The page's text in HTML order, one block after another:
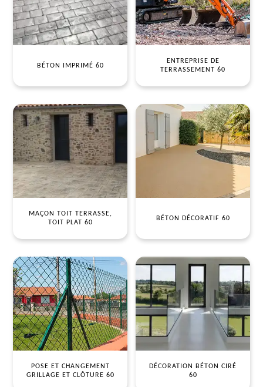
BÉTON IMPRIMÉ 60
ENTREPRISE DE
TERRASSEMENT 60
MAÇON TOIT TERRASSE,
TOIT PLAT 60
BÉTON DÉCORATIF 60
POSE ET CHANGEMENT
GRILLAGE ET CLÔTURE 60
DÉCORATION BÉTON CIRÉ
60